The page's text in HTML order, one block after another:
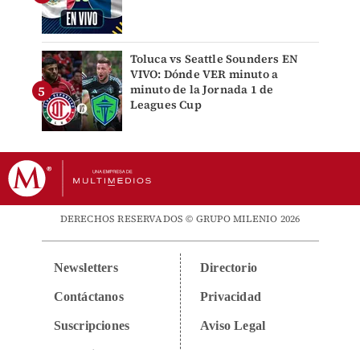
Toluca vs Seattle Sounders EN
VIVO: Dónde VER minuto a
minuto de la Jornada 1 de
Leagues Cup
DERECHOS RESERVADOS © GRUPO MILENIO 2026
Newsletters
Contáctanos
Suscripciones
Directorio
Privacidad
Aviso Legal